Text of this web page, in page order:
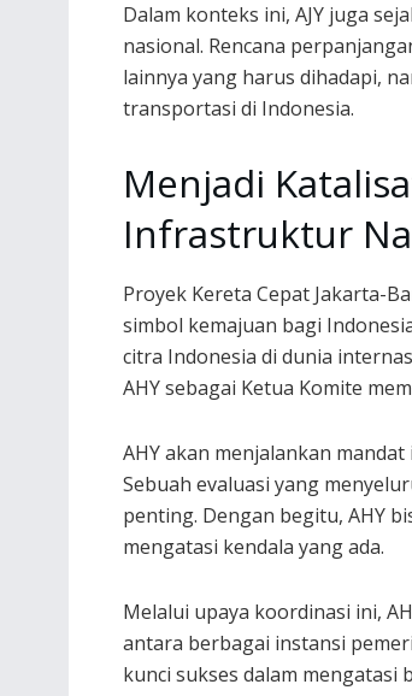
Dalam konteks ini, AJY juga
nasional. Rencana
lainnya yang harus dihadapi,
transportasi di Indonesia.
Menjadi
Infrastruktur
Proyek Kereta Cepat Jakarta-
simbol kemajuan bagi
citra Indonesia di dunia
AHY sebagai Ketua Komite
AHY akan menjalankan
Sebuah evaluasi yang
penting. Dengan begitu, AHY
mengatasi kendala yang ada.
Melalui upaya koordinasi ini,
antara berbagai instansi
kunci sukses dalam mengatasi